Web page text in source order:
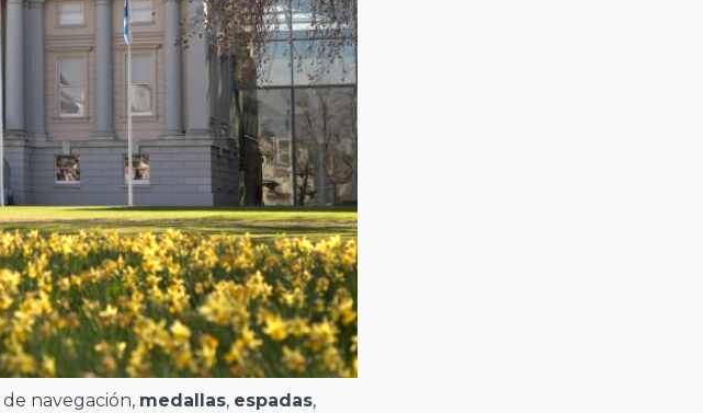
de navegación, medallas, espadas,